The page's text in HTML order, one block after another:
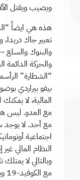
ويصيب ويقتل
هذه هي ايضاً
تعبير جاك
والبنوك والسلع
والحركة الدائمة
“الشطارة”
بيفو بيراردي
المالية، لا
مع العدو. ليس
مع أحد. لا
اجتماعية
النظام المالي
وبالتالي لا
مع الكوفيد-19 ويبعث فينا المزيد من القلق؟